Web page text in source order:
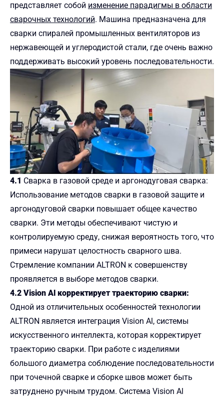
представляет собой изменение парадигмы в области
сварочных технологий. Машина предназначена для
сварки спиралей промышленных вентиляторов из
нержавеющей и углеродистой стали, где очень важно
поддерживать высокий уровень последовательности.
4.1 Сварка в газовой среде и аргонодуговая сварка:
Использование методов сварки в газовой защите и
аргонодуговой сварки повышает общее качество
сварки. Эти методы обеспечивают чистую и
контролируемую среду, снижая вероятность того, что
примеси нарушат целостность сварного шва.
Стремление компании ALTRON к совершенству
проявляется в выборе методов сварки.
4.2 Vision Al корректирует траекторию сварки:
Одной из отличительных особенностей технологии
ALTRON является интеграция Vision Al, системы
искусственного интеллекта, которая корректирует
траекторию сварки. При работе с изделиями
большого диаметра соблюдение последовательности
при точечной сварке и сборке швов может быть
затруднено ручным трудом. Система Vision Al